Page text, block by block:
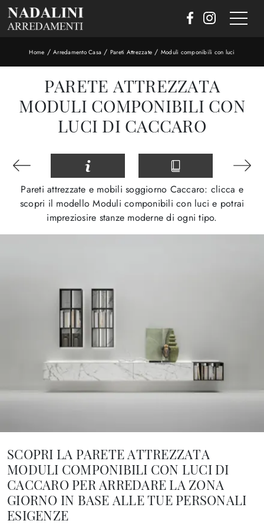
Home /Arredamento Casa / Pareti Attrezzate / Moduli componibili con luci
PARETE ATTREZZATA
MODULI COMPONIBILI CON
LUCI DI CACCARO
Pareti attrezzate e mobili soggiorno Caccaro: clicca e
scopri il modello Moduli componibili con luci e potrai
impreziosire stanze moderne di ogni tipo.
SCOPRI LA PARETE ATTREZZATA
MODULI COMPONIBILI CON LUCI DI
CACCARO PER ARREDARE LA ZONA
GIORNO IN BASE ALLE TUE PERSONALI
ESIGENZE